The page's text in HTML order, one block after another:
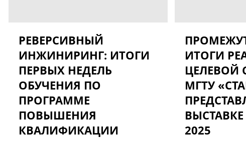
РЕВЕРСИВНЫЙ
ИНЖИНИРИНГ: ИТОГИ
ПЕРВЫХ НЕДЕЛЬ
ОБУЧЕНИЯ ПО
ПРОГРАММЕ
ПОВЫШЕНИЯ
КВАЛИФИКАЦИИ
ИТОГИ
ЦЕЛЕВОЙ
МГТУ
ВЫСТАВКЕ
2025